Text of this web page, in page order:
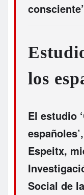
los
El estudio
españoles’
Espeitx,
Social de